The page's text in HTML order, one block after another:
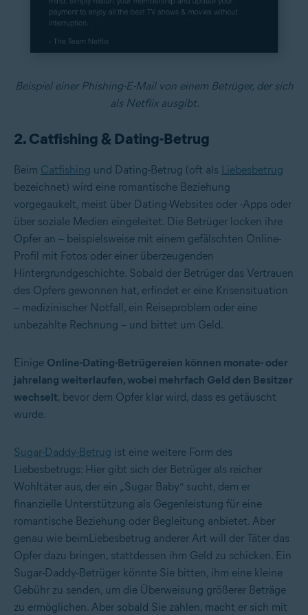
Beispiel einer Phishing-E-Mail von einem Betrüger, der sich
als Netflix ausgibt.
2. Catfishing & Dating-Betrug
Beim Catfishing und Dating-Betrug (oft als Liebesbetrug
bezeichnet) wird eine romantische Beziehung
vorgegaukelt, meist über Dating-Websites oder -Apps oder
über soziale Medien eingeleitet. Die Betrüger locken ihre
Opfer an – beispielsweise mit einem gefälschten Online-
Profil mit Fotos oder einer überzeugenden
Hintergrundgeschichte. Sobald der Betrüger das Vertrauen
des Opfers gewonnen hat, erfindet er eine Krisensituation
– medizinischer Notfall, ein Reiseproblem oder eine
unbezahlte Rechnung – und bittet um Geld.
Einige Online-Dating-Betrügereien können monate- oder
jahrelang weiterlaufen, wobei mehrfach Geld den Besitzer
wechselt, bevor dem Opfer klar wird, dass es getäuscht
wurde.
Sugar-Daddy-Betrug ist eine weitere Form des
Liebesbetrugs: Hier gibt sich der Betrüger als reicher
Wohltäter aus, der ein „Sugar Baby“ sucht, dem er
finanzielle Unterstützung als Gegenleistung für eine
romantische Beziehung oder Begleitung anbietet. Aber
genau wie beimLiebesbetrug anderer Art will der Täter das
Opfer dazu bringen, stattdessen ihm Geld zu schicken. Ein
Sugar-Daddy-Betrüger könnte Sie bitten, ihm eine kleine
Gebühr zu senden, um die Überweisung größerer Beträge
zu ermöglichen. Aber sobald Sie zahlen, macht er sich mit